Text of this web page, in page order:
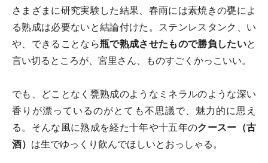
さまざまに研究実験した結果、春雨には素焼きの甕によ
る熟成は必要ないと結論付けた。ステンレスタンク、い
や、できることなら瓶で熟成させたもので勝負したいと
言い切るところが、宮里さん、ものすごくかっこいい。
でも、どことなく甕熟成のようなミネラルのような深い
香りが漂っているのがとても不思議で、魅力的に思え
る。そんな風に熟成を経た十年や十五年のクースー（古
酒） は生でゆっくり飲んでほしいとおっしゃる。